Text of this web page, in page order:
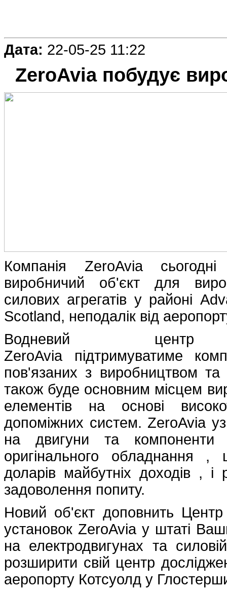
Дата: 22-05-25 11:22
ZeroAvia побудує
Компанія ZeroAvia
виробничий об'єкт для
силових агрегатів у районі
Scotland, неподалік від
Водневий центр
ZeroAvia підтримуватиме
пов'язаних з виробництвом
також буде основним місцем
елементів на основі
допоміжних систем. ZeroAvia
на двигуни та компоненти
оригінального обладнання
доларів майбутніх доходів , і
задоволення попиту.
Новий об'єкт доповнить Центр
установок ZeroAvia у штаті
на електродвигунах та
розширити свій центр
аеропорту Котсуолд у